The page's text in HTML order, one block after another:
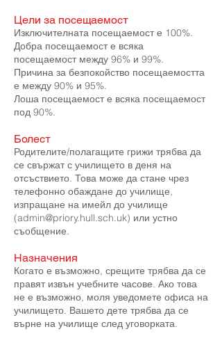
Цели за посещаемост
Изключителната посещаемост е 100%.
Добра посещаемост е всяка
посещаемост между 96% и 99%.
Причина за безпокойство посещаемостта
е между 90% и 95%.
Лоша посещаемост е всяка посещаемост
под 90%.
Болест
Родителите/полагащите грижи трябва да
се свържат с училището в деня на
отсъствието. Това може да стане чрез
телефонно обаждане до училище,
изпращане на имейл до училище
(admin@priory.hull.sch.uk) или устно
съобщение.
Назначения
Когато е възможно, срещите трябва да се
правят извън учебните часове. Ако това
не е възможно, моля уведомете офиса на
училището. Вашето дете трябва да се
върне на училище след уговорката.